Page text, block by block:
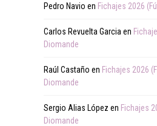
Pedro Navio en Fichajes 2026
Carlos Revuelta Garcia en
Diomande
Raúl Castaño en Fichajes 2026
Diomande
Sergio Alias López en Fichajes
Diomande